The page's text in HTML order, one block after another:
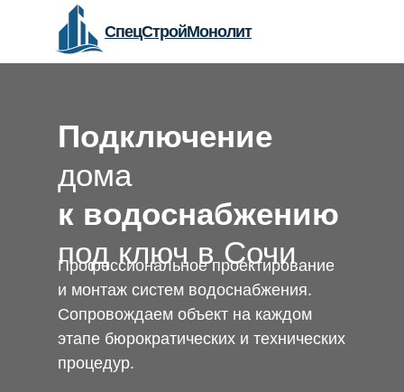
СпецСтройМонолит
Подключение
дома
к водоснабжению
под ключ в Сочи
Профессиональное проектирование
и монтаж систем водоснабжения.
Сопровождаем объект на каждом
этапе бюрократических и технических
процедур.